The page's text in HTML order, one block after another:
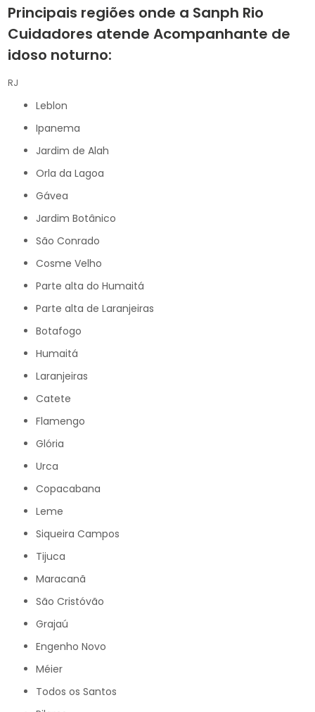
Principais regiões onde a Sanph Rio
Cuidadores atende Acompanhante de
idoso noturno:
RJ
Leblon
Ipanema
Jardim de Alah
Orla da Lagoa
Gávea
Jardim Botânico
São Conrado
Cosme Velho
Parte alta do Humaitá
Parte alta de Laranjeiras
Botafogo
Humaitá
Laranjeiras
Catete
Flamengo
Glória
Urca
Copacabana
Leme
Siqueira Campos
Tijuca
Maracanã
São Cristóvão
Grajaú
Engenho Novo
Méier
Todos os Santos